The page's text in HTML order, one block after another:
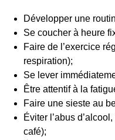
Développer une
Se coucher à heure
Faire de l’exercice
respiration);
Se lever
Être attentif à la
Faire une sieste au
Éviter l’abus
café);